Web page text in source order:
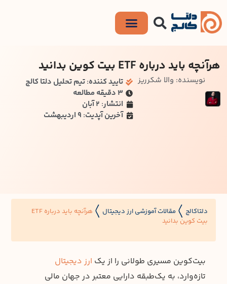
هرآنچه باید درباره ETF بیت کوین بدانید
نویسنده: والا شکرریز
تایید کننده: تیم تحلیل دلتا کالج
۳ دقیقه مطالعه
انتشار: 2 آبان
آخرین آپدیت: 9 اردیبهشت
دلتاکالج مقالات آموزشی ارز دیجیتال
هرآنچه باید درباره ETF
بیت کوین بدانید
بیت‌کوین مسیری طولانی را از یک ارز دیجیتال
تازه‌وارد، به یک‌طبقه دارایی معتبر در جهان مالی